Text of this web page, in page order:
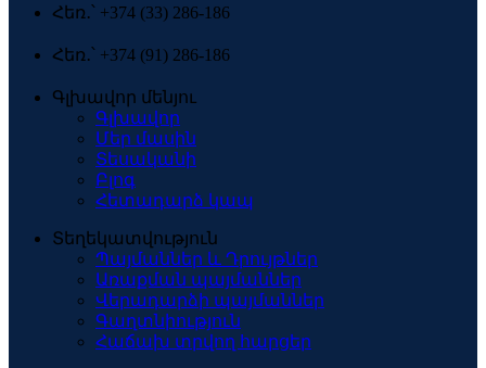
Հեռ․՝ +374 (33) 286-186
Հեռ․՝ +374 (91) 286-186
Գլխավոր մենյու
Գլխավոր
Մեր մասին
Տեսականի
Բլոգ
Հետադարձ կապ
Տեղեկատվություն
Պայմաններ և Դրույթներ
Առաքման պայմաններ
Վերադարձի պայմաններ
Գաղտնիություն
Հաճախ տրվող հարցեր